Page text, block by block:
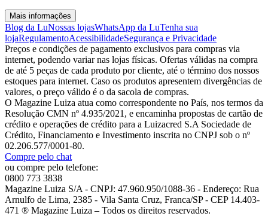
Mais informações
Blog da LuNossas lojasWhatsApp da LuTenha sua
lojaRegulamentoAcessibilidadeSegurança e Privacidade
Preços e condições de pagamento exclusivos para compras via
internet, podendo variar nas lojas físicas. Ofertas válidas na compra
de até 5 peças de cada produto por cliente, até o término dos nossos
estoques para internet. Caso os produtos apresentem divergências de
valores, o preço válido é o da sacola de compras.
O Magazine Luiza atua como correspondente no País, nos termos da
Resolução CMN nº 4.935/2021, e encaminha propostas de cartão de
crédito e operações de crédito para a Luizacred S.A Sociedade de
Crédito, Financiamento e Investimento inscrita no CNPJ sob o nº
02.206.577/0001-80.
Compre pelo chat
ou compre pelo telefone:
0800 773 3838
Magazine Luiza S/A - CNPJ: 47.960.950/1088-36 - Endereço: Rua
Arnulfo de Lima, 2385 - Vila Santa Cruz, Franca/SP - CEP 14.403-
471 ® Magazine Luiza – Todos os direitos reservados.